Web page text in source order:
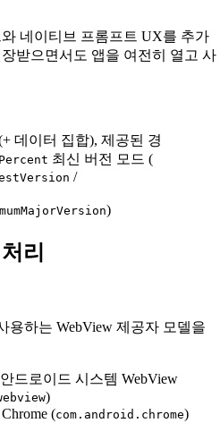
네이티브 프롬프트 UX를 추가
받으면서도 앱을 여전히 열고 사
데이터 집합), 제공된 경
최신 버전 모드 (
/
)
리
용하는 WebView 제공자 모델을
드로이드 시스템 WebView
)
(com.android.chrome)